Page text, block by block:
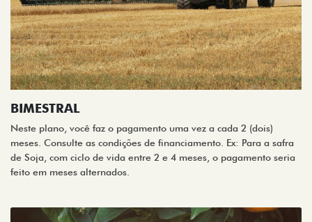
BIMESTRAL
Neste plano, você faz o pagamento uma vez a cada 2 (dois)
meses. Consulte as condições de financiamento. Ex: Para a safra
de Soja, com ciclo de vida entre 2 e 4 meses, o pagamento seria
feito em meses alternados.